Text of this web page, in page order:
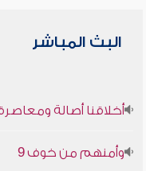
البث المباشر
أخلاقنا أصالة
وأمنهم من خوف 9